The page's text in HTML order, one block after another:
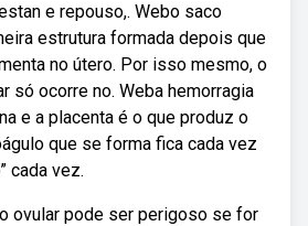
e repouso,. Webo saco
estrutura formada depois que
no útero. Por isso mesmo, o
só ocorre no. Weba hemorragia
e a placenta é o que produz o
que se forma fica cada vez
cada vez.
ovular pode ser perigoso se for